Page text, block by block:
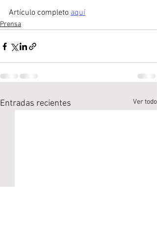
Artículo completo aquí
Prensa
Entradas recientes Ver todo